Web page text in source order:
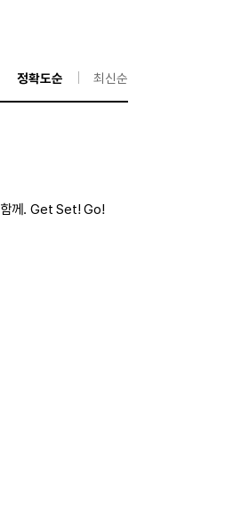
정확도순 최신순
함께. Get Set! Go!